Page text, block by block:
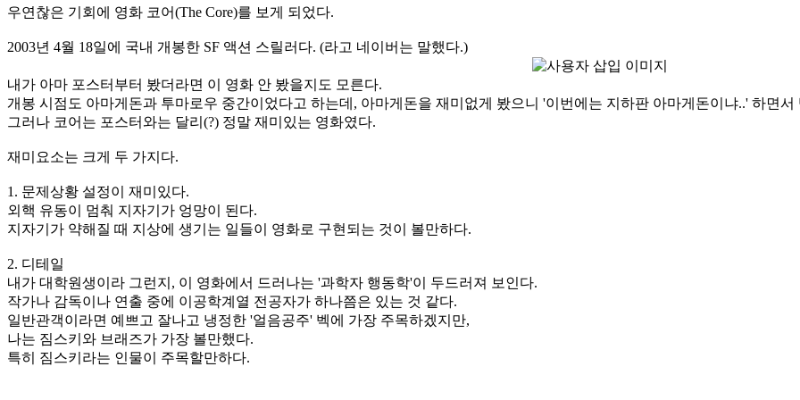
우연찮은 기회에 영화 코어(The Core)를 보게 되었다.
2003년 4월 18일에 국내 개봉한 SF 액션 스릴러다. (라고 네이버는 말했다.)
내가 아마 포스터부터 봤더라면 이 영화 안 봤을지도 모른다.
개봉 시점도 아마게돈과 투마로우 중간이었다고 하는데, 아마게돈을 재미없게 봤으니 '이번에는 지하판 아마게돈이냐..' 하면서
그러나 코어는 포스터와는 달리(?) 정말 재미있는 영화였다.
재미요소는 크게 두 가지다.
1. 문제상황 설정이 재미있다.
외핵 유동이 멈춰 지자기가 엉망이 된다.
지자기가 약해질 때 지상에 생기는 일들이 영화로 구현되는 것이 볼만하다.
2. 디테일
내가 대학원생이라 그런지, 이 영화에서 드러나는 '과학자 행동학'이 두드러져 보인다.
작가나 감독이나 연출 중에 이공학계열 전공자가 하나쯤은 있는 것 같다.
일반관객이라면 예쁘고 잘나고 냉정한 '얼음공주' 벡에 가장 주목하겠지만,
나는 짐스키와 브래즈가 가장 볼만했다.
특히 짐스키라는 인물이 주목할만하다.